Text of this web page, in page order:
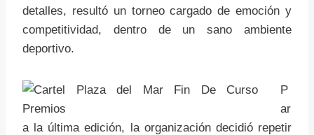
detalles, resultó un torneo cargado de emoción y
competitividad, dentro de un sano ambiente
deportivo.
P
ar
a la última edición, la organización decidió repetir